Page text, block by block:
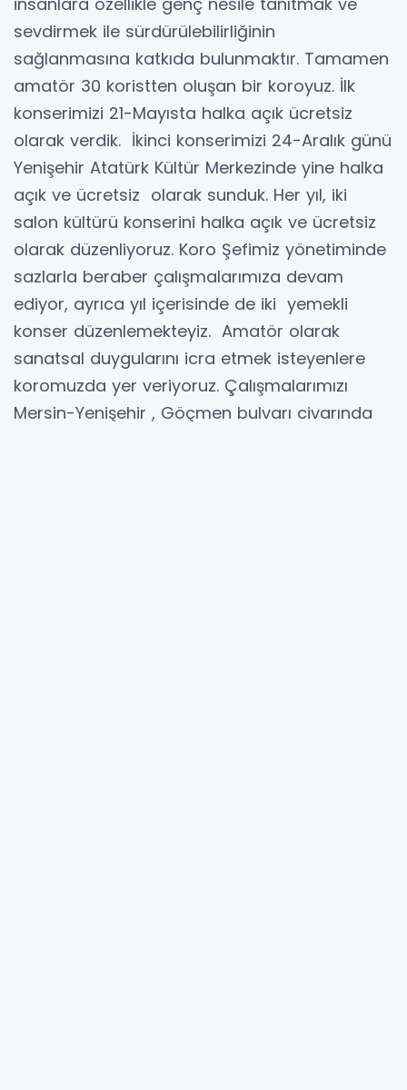
sevdirmek ile sürdürülebilirliğinin
sağlanmasına katkıda bulunmaktır. Tamamen
amatör 30 koristten oluşan bir koroyuz. İlk
konserimizi 21-Mayısta halka açık ücretsiz
olarak verdik. İkinci konserimizi 24-Aralık günü
Yenişehir Atatürk Kültür Merkezinde yine halka
açık ve ücretsiz olarak sunduk. Her yıl, iki
salon kültürü konserini halka açık ve ücretsiz
olarak düzenliyoruz. Koro Şefimiz yönetiminde
sazlarla beraber çalışmalarımıza devam
ediyor, ayrıca yıl içerisinde de iki yemekli
konser düzenlemekteyiz. Amatör olarak
sanatsal duygularını icra etmek isteyenlere
koromuzda yer veriyoruz. Çalışmalarımızı
Mersin-Yenişehir , Göçmen bulvarı civarında